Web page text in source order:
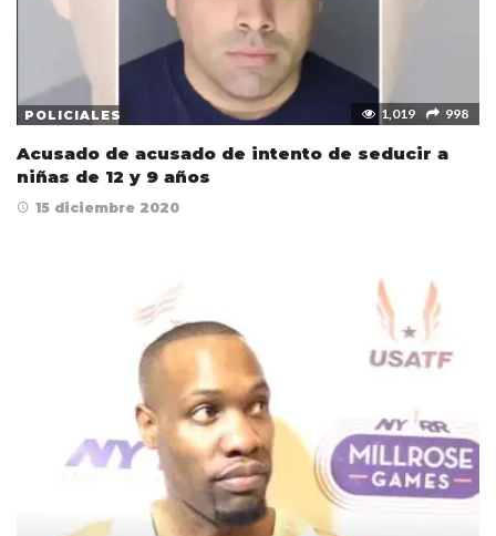
POLICIALES 1,019 998
Acusado de acusado de intento de seducir a
niñas de 12 y 9 años
15 diciembre 2020